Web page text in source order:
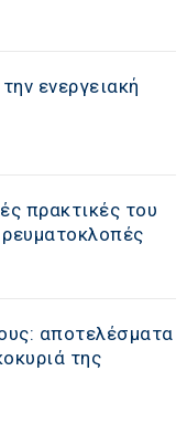
ενεργειακή
πρακτικές του
αποτελέσματα
της